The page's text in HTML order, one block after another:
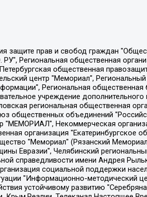
Межрегиональное общественное движение "Российская ЛГБТ - сеть", Оленичев Максим Владимирович, Павлов Иван Юрьевич, Скворцова Елена Сергеевна, Общество с ограниченной ответственностью "Как бы инагент", Кочетков Игорь Викторович, Общество с ограниченной ответственностью "Честные выборы", Еланчик Олег Александрович, Общество с ограниченной ответственностью "Нобелевский призыв", Гималова Регина Эмилевна, Григорьев Андрей Валерьевич, Григорьева Алина Александровна, Ассоциация по содействию защите прав призывников, альтернативнослужащих и военнослужащих "Правозащитная группа "Гражданин.Армия.Право", Хисамова Регина Фаритовна, Автономная некоммерческая организация по реализации социально-правовых программ "Лилит", Дальневосточное общественное движение "Маяк", Санкт-Петербургская ЛГБТ-инициативная группа "Выход", Инициативная группа ЛГБТ+ "Реверс", Алексеев Андрей Викторович, Бекбулатова Таисия Львовна, Беляев Иван Михайлович, Владыкина Елена Сергеевна, Гельман Марат Александрович, Никульшина Вероника Юрьевна, Толоконникова Надежда Андреевна, Шендерович Виктор Анатольевич, Общество с ограниченной ответственностью "Данное сообщение", Общество с ограниченной ответственностью Издательский дом "Новая глава", Айнбиндер Александра Александровна, Московский комьюнити-центр для ЛГБТ+инициатив, Благотворительный фонд развития филантропии, Deutsche Welle (Германия, Kurt-Schumacher-Strasse 3, 53113 Bonn), Борзунова Мария Михайловна, Воробьев Виктор Викторович, Голубева Анна Львовна, Константинова Алла Михайловна, Малкова Ирина Владимировна, Мурадов Мурад Абдулгалимович, Осетинская Елизавета Николаевна, Понасенков Евгений Николаевич, Ганапольский Матвей Юрьевич, Киселев Евгений Алексеевич, Борухович Ирина Григорьевна, Дремин Иван Тимофеевич, Дубровский Дмитрий Викторович, Красноярская региональная общественная организация поддержки и развития альтернативных образовательных технологий и межкультурных коммуникаций "ИНТЕРРА", Маяковская Екатерина Алексеевна, Фейгин Марк Захарович, Филимонов Андрей Викторович, Дзугкоева Регина Николаевна, Доброхотов Роман Александрович, Дудь Юрий Александрович, Елкин Сергей Владимирович, Кругликов Кирилл Игоревич, Сабунаева Мария Леонидовна, Семенов Алексей Владимирович, Шаинян Карен Багратович, Шульман Екатерина Михайловна, Асафьев Артур Валерьевич,